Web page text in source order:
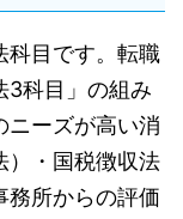
科目です。転職
3科目」の組み
ニーズが高い消
）・国税徴収法
務所からの評価